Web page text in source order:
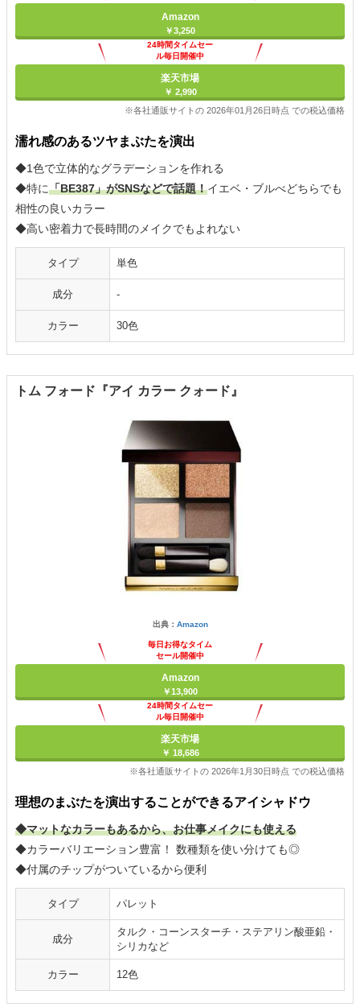
Amazon
￥3,250
24時間タイムセー
ル毎日開催中
楽天市場
￥ 2,990
※各社通販サイトの 2026年01月26日時点 での税込価格
濡れ感のあるツヤまぶたを演出
◆1色で立体的なグラデーションを作れる
◆特に「BE387」がSNSなどで話題！イエベ・ブルべどちらでも
相性の良いカラー
◆高い密着力で長時間のメイクでもよれない
タイプ 単色
成分 -
カラー 30色
トム フォード『アイ カラー クォード』
出典： Amazon
毎日お得なタイム
セール開催中
Amazon
￥13,900
24時間タイムセー
ル毎日開催中
楽天市場
￥ 18,686
※各社通販サイトの 2026年1月30日時点 での税込価格
理想のまぶたを演出することができるアイシャドウ
◆マットなカラーもあるから、お仕事メイクにも使える
◆カラーバリエーション豊富！ 数種類を使い分けても◎
◆付属のチップがついているから便利
タイプ パレット
成分
タルク・コーンスターチ・ステアリン酸亜鉛・
シリカなど
カラー 12色